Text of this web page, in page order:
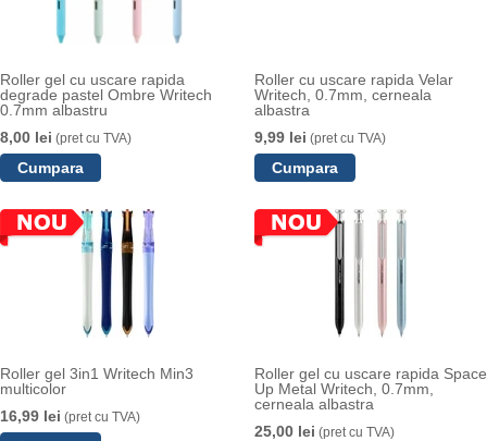
Roller gel cu uscare rapida
degrade pastel Ombre Writech
0.7mm albastru
8,00 lei (pret cu TVA)
Roller cu uscare rapida Velar
Writech, 0.7mm, cerneala
albastra
9,99 lei (pret cu TVA)
Roller gel 3in1 Writech Min3
multicolor
16,99 lei (pret cu TVA)
Roller gel cu uscare rapida Space
Up Metal Writech, 0.7mm,
cerneala albastra
25,00 lei (pret cu TVA)